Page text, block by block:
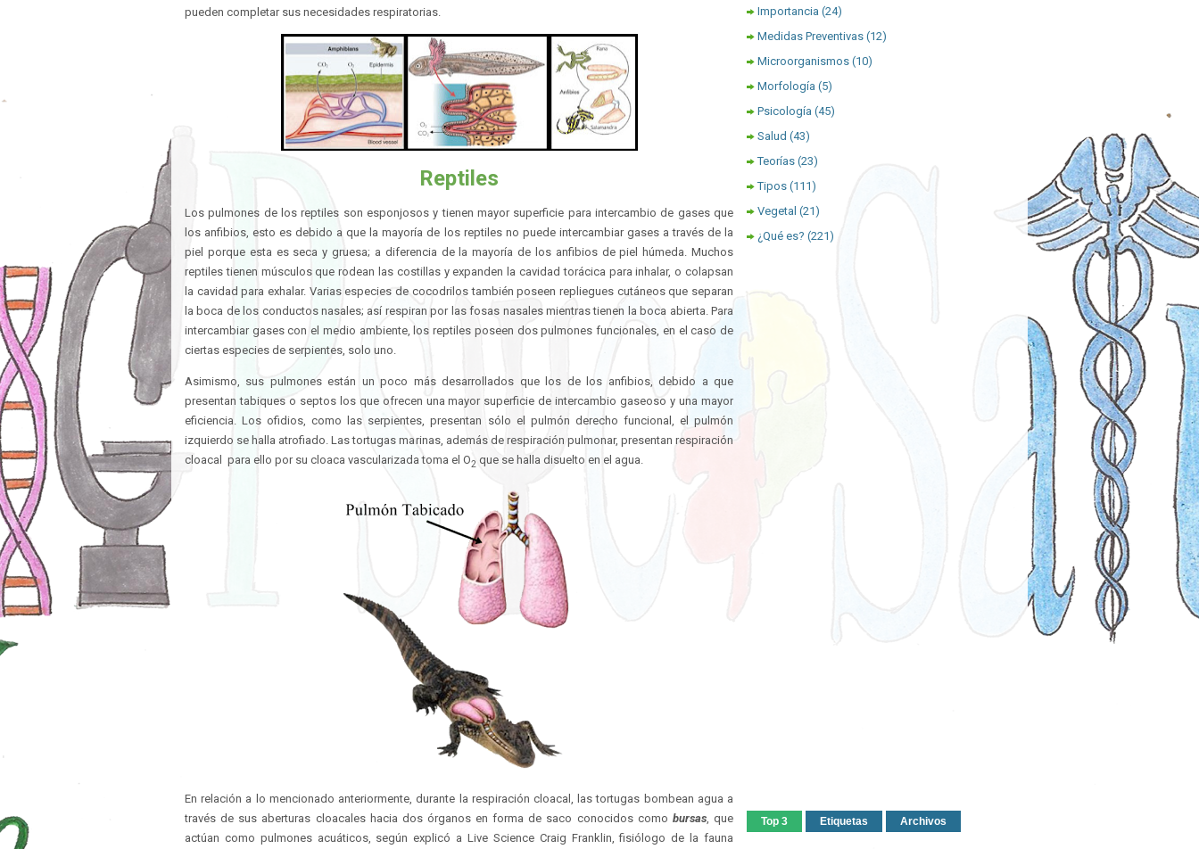
pueden completar sus necesidades respiratorias.
Reptiles
Los pulmones de los reptiles son esponjosos y tienen mayor superficie para intercambio de gases que
los anfibios, esto es debido a que la mayoría de los reptiles no puede intercambiar gases a través de la
piel porque esta es seca y gruesa; a diferencia de la mayoría de los anfibios de piel húmeda. Muchos
reptiles tienen músculos que rodean las costillas y expanden la cavidad torácica para inhalar, o colapsan
la cavidad para exhalar. Varias especies de cocodrilos también poseen repliegues cutáneos que separan
la boca de los conductos nasales; así respiran por las fosas nasales mientras tienen la boca abierta. Para
intercambiar gases con el medio ambiente, los reptiles poseen dos pulmones funcionales, en el caso de
ciertas especies de serpientes, solo uno.
Asimismo, sus pulmones están un poco más desarrollados que los de los anfibios, debido a que
presentan tabiques o septos los que ofrecen una mayor superficie de intercambio gaseoso y una mayor
eficiencia. Los ofidios, como las serpientes, presentan sólo el pulmón derecho funcional, el pulmón
izquierdo se halla atrofiado. Las tortugas marinas, además de respiración pulmonar, presentan respiración
cloacal para ello por su cloaca vascularizada toma el O2 que se halla disuelto en el agua.
En relación a lo mencionado anteriormente, durante la respiración cloacal, las tortugas bombean agua a
través de sus aberturas cloacales hacia dos órganos en forma de saco conocidos como bursas, que
actúan como pulmones acuáticos, según explicó a Live Science Craig Franklin, fisiólogo de la fauna
Importancia (24)
Medidas Preventivas (12)
Microorganismos (10)
Morfología (5)
Psicología (45)
Salud (43)
Teorías (23)
Tipos (111)
Vegetal (21)
¿Qué es? (221)
Top 3 Etiquetas Archivos